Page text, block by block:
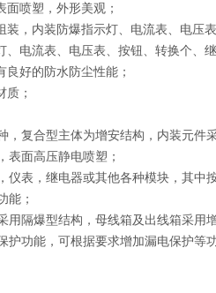
喷塑，外形美观；
，内装防爆指示灯、电流表、电压
电流表、电压表、按钮、转换个、继
好的防水防尘性能；
；
，复合型主体为增安结构，内装元件
表面高压静电喷塑；
仪表，继电器或其他各种模块，其
能；
用隔爆型结构，母线箱及出线箱采用
护功能，可根据要求增加漏电保护等